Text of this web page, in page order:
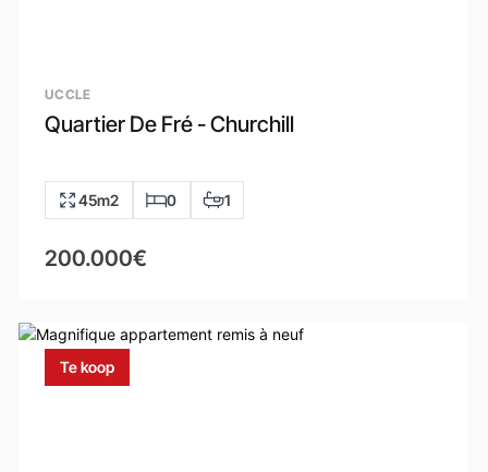
UCCLE
Quartier De Fré - Churchill
45m2 0 1
200.000€
Te koop